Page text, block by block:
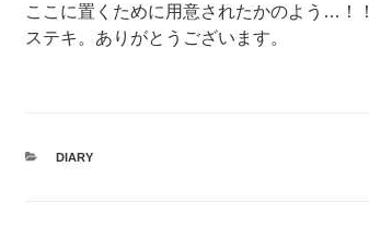
ここに置くために用意されたかのよう…！！
ステキ。ありがとうございます。
カ
DIARY